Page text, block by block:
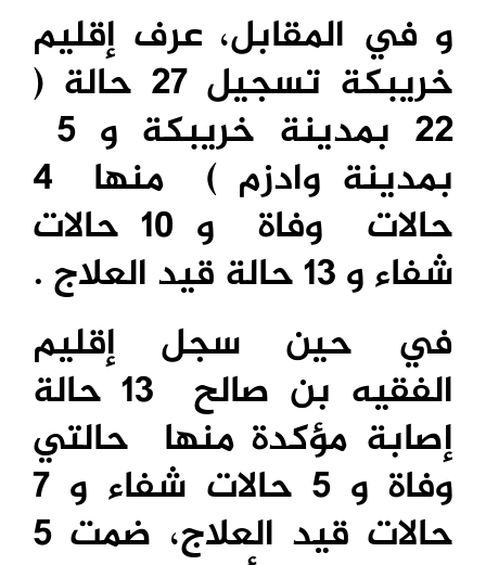
و في المقابل، عرف إقليم
خريبكة تسجيل 27 حالة (
بمدينة وادزم ) منها 4
حالات وفاة و 10 حالات
شفاء و 13 حالة قيد العلاج .
في حين سجل إقليم
الفقيه بن صالح 13 حالة
إصابة مؤكدة منها حالتي
وفاة و 5 حالات شفاء و 7
حالات قيد العلاج، ضمت 5